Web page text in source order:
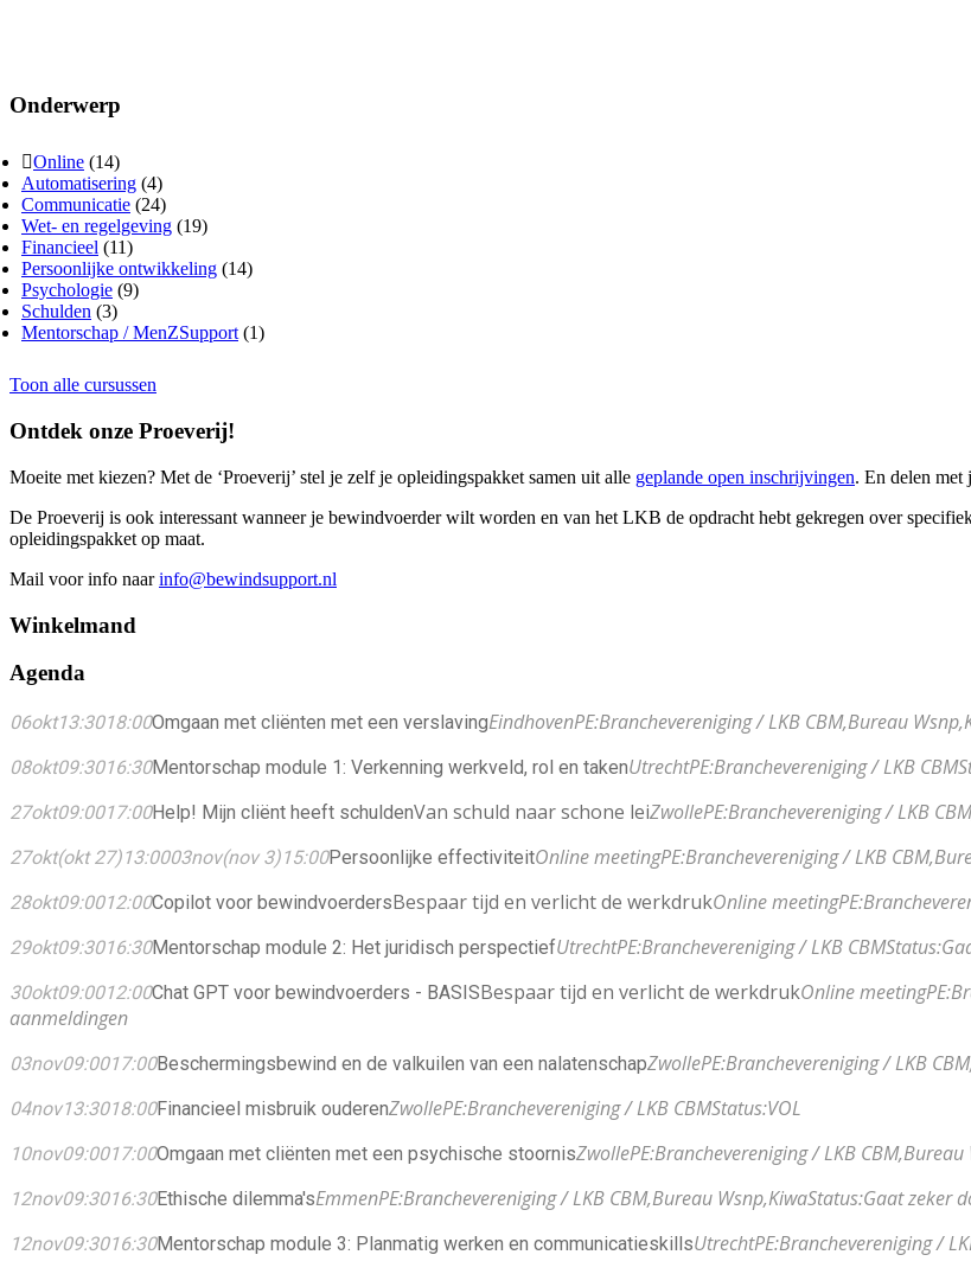
Onderwerp
Online (14)
Automatisering (4)
Communicatie (24)
Wet- en regelgeving (19)
Financieel (11)
Persoonlijke ontwikkeling (14)
Psychologie (9)
Schulden (3)
Mentorschap / MenZSupport (1)
Toon alle cursussen
Ontdek onze Proeverij!
Moeite met kiezen? Met de ‘Proeverij’ stel je zelf je opleidingspakket samen uit alle geplande open inschrijvingen. En delen met
De Proeverij is ook interessant wanneer je bewindvoerder wilt worden en van het LKB de opdracht hebt gekregen over
opleidingspakket op maat.
Mail voor info naarinfo@bewindsupport.nl
Winkelmand
Agenda
06okt13:3018:00Omgaan met cliënten met een verslavingEindhovenPE:Branchevereniging / LKB CBM,Bureau Wsnp,
08okt09:3016:30Mentorschap module 1: Verkenning werkveld, rol en takenUtrechtPE:Branchevereniging / LKB CBM
27okt09:0017:00Help! Mijn cliënt heeft schuldenVan schuld naar schone leiZwollePE:Branchevereniging / LKB
27okt(okt 27) 13:0003nov(nov 3) 15:00Persoonlijke effectiviteitOnline meetingPE:Branchevereniging / LKB CBM,
28okt09:0012:00Copilot voor bewindvoerdersBespaar tijd en verlicht de werkdrukOnline meetingPE:
29okt09:3016:30Mentorschap module 2: Het juridisch perspectiefUtrechtPE:Branchevereniging / LKB CBMStatus:
30okt09:0012:00Chat GPT voor bewindvoerders - BASISBespaar tijd en verlicht de werkdrukOnline meetingPE:
aanmeldingen
03nov09:0017:00Beschermingsbewind en de valkuilen van een nalatenschapZwollePE:Branchevereniging / LKB
04nov13:3018:00Financieel misbruik ouderenZwollePE:Branchevereniging / LKB CBMStatus:VOL
10nov09:0017:00Omgaan met cliënten met een psychische stoornisZwollePE:Branchevereniging / LKB CBM,Bureau
12nov09:3016:30Ethische dilemma'sEmmenPE:Branchevereniging / LKB CBM,Bureau Wsnp,KiwaStatus:Gaat zeker
12nov09:3016:30Mentorschap module 3: Planmatig werken en communicatieskillsUtrechtPE:Branchevereniging /